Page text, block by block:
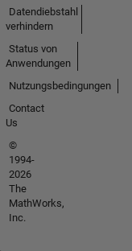
Datendiebstahl
verhindern
Status von
Anwendungen
Nutzungsbedingungen
Contact
Us
©
1994-
2026
The
MathWorks,
Inc.